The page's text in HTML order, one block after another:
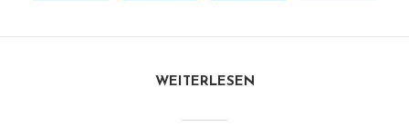
WEITERLESEN